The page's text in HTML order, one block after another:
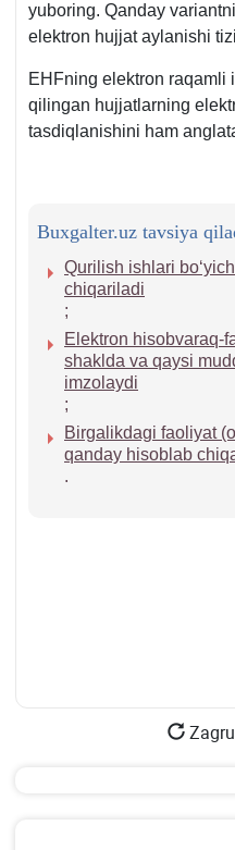
yuboring. Qanday
elektron hujjat aylanishi
EHFning elektron raqamli
qilingan hujjatlarning
tasdiqlanishini ham
Buxgalter.uz tavsiya
Qurilish ishlari
chiqariladi
;
Elektron hisobvaraq-
shaklda va qaysi
imzolaydi
;
Birgalikdagi faoliyat
qanday hisoblab
.